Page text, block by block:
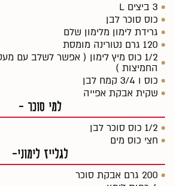
3 ביצים L
כוס סוכר לבן
גרידת לימון מלימון שלם
120 גרם נטורינה מומסת
1/2 כוס מיץ לימון ( אפשר לשלב עם
החמיצות )
כוס ו 3/4 קמח לבן
שקית אבקת אפייה
למי סוכר -
1/2 כוס סוכר לבן
חצי כוס מים
לגלייז לימוני-
200 גרם אבקת סוכר